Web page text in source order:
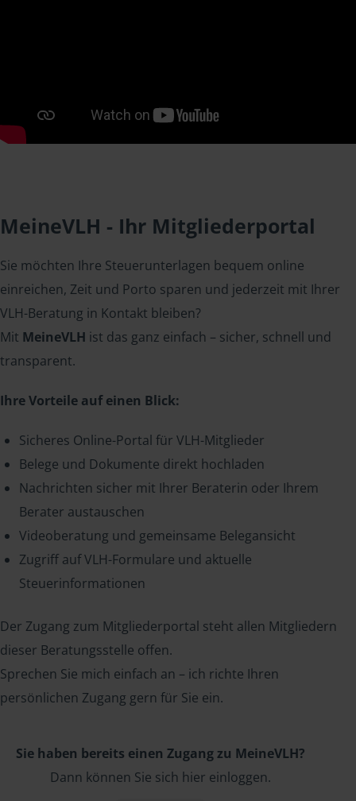
MeineVLH - Ihr Mitgliederportal
Sie möchten Ihre Steuerunterlagen bequem online
einreichen, Zeit und Porto sparen und jederzeit mit Ihrer
VLH-Beratung in Kontakt bleiben?
Mit MeineVLH ist das ganz einfach – sicher, schnell und
transparent.
Ihre Vorteile auf einen Blick:
Sicheres Online-Portal für VLH-Mitglieder
Belege und Dokumente direkt hochladen
Nachrichten sicher mit Ihrer Beraterin oder Ihrem
Berater austauschen
Videoberatung und gemeinsame Belegansicht
Zugriff auf VLH-Formulare und aktuelle
Steuerinformationen
Der Zugang zum Mitgliederportal steht allen Mitgliedern
dieser Beratungsstelle offen.
Sprechen Sie mich einfach an – ich richte Ihren
persönlichen Zugang gern für Sie ein.
Sie haben bereits einen Zugang zu MeineVLH?
Dann können Sie sich hier einloggen.